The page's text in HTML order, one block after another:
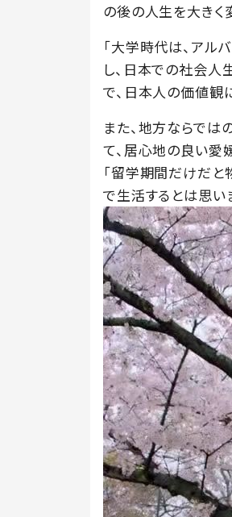
の後の人生を大きく
「大学時代は、アル
し、日本での社会人
で、日本人の価値観
また、地方ならでは
て、居心地の良い愛
「留学期間だけだと
で生活するとは思い